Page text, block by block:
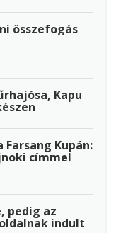
összefogás
Kapu
Kupán:
címmel
pedig az
indult